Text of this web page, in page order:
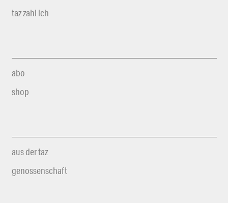
taz zahl ich
abo
shop
aus der taz
genossenschaft